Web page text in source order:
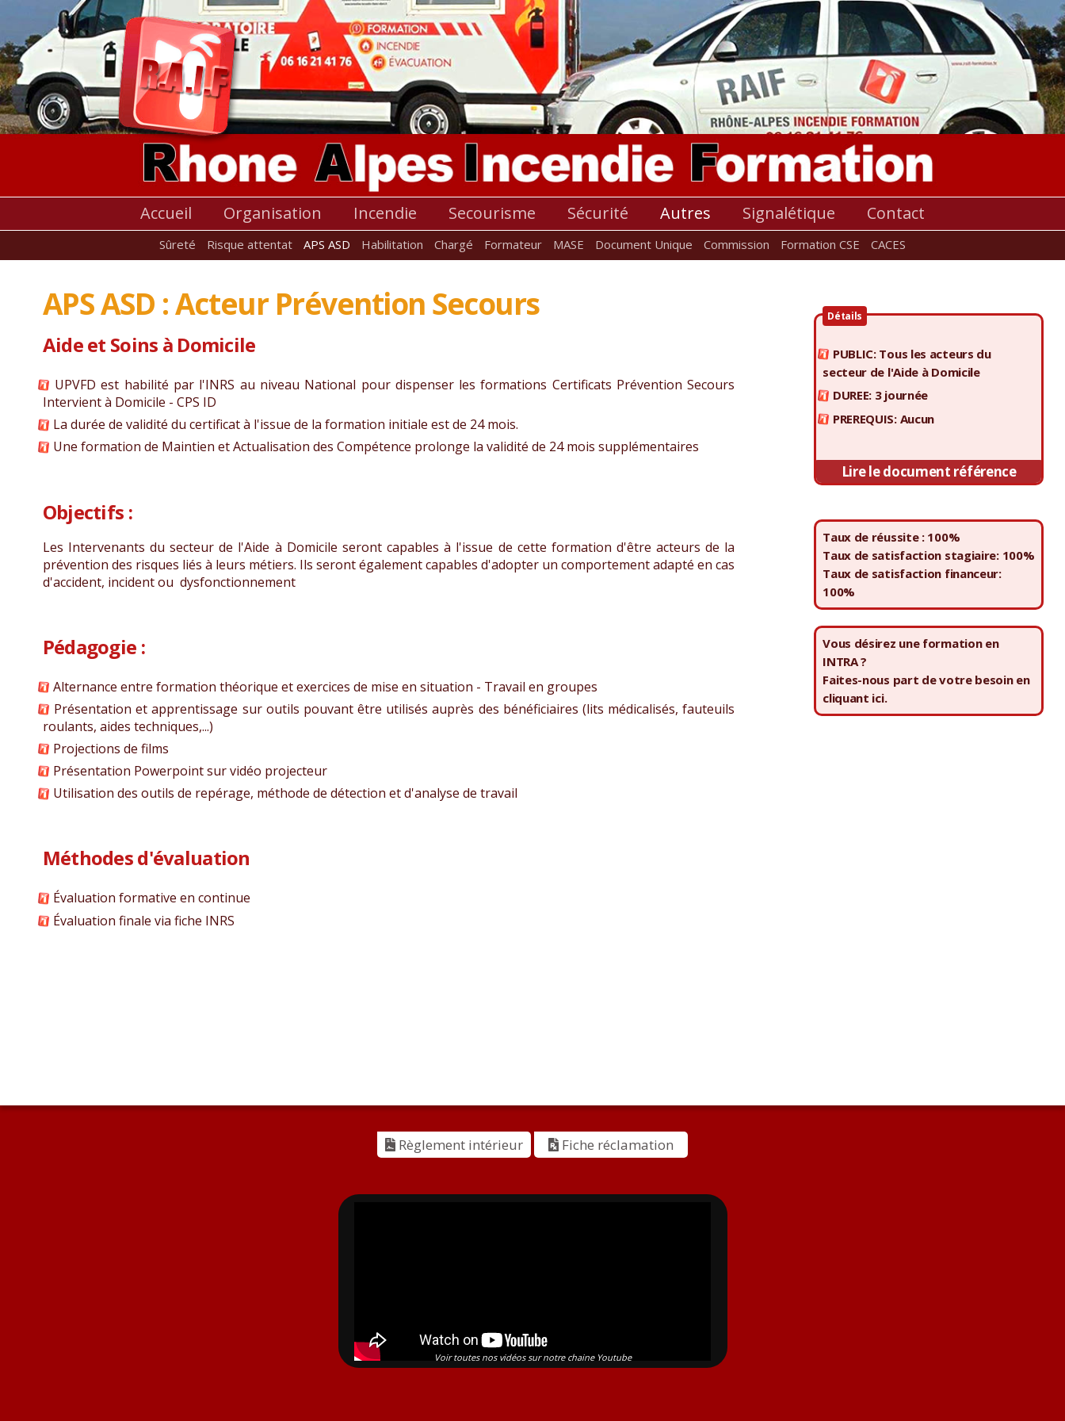
Accueil Organisation Incendie Secourisme Sécurité Autres
Sûreté Risque attentat APS ASD Habilitation Chargé Formateur MASE Document Unique Commission Formation CSE CACES
Signalétique Contact
APS ASD : Acteur Prévention Secours
Aide et Soins à Domicile
UPVFD est habilité par l'INRS au niveau National pour dispenser les formations Certificats Prévention Secours
Intervient à Domicile - CPS ID
La durée de validité du certificat à l'issue de la formation initiale est de 24 mois.
Une formation de Maintien et Actualisation des Compétence prolonge la validité de 24 mois supplémentaires
Objectifs :
Les Intervenants du secteur de l'Aide à Domicile seront capables à l'issue de cette formation d'être acteurs de la
prévention des risques liés à leurs métiers. Ils seront également capables d'adopter un comportement adapté en cas
d'accident, incident ou dysfonctionnement
Pédagogie :
Alternance entre formation théorique et exercices de mise en situation - Travail en groupes
Présentation et apprentissage sur outils pouvant être utilisés auprès des bénéficiaires (lits médicalisés, fauteuils
roulants, aides techniques,...)
Projections de films
Présentation Powerpoint sur vidéo projecteur
Utilisation des outils de repérage, méthode de détection et d'analyse de travail
Méthodes d'évaluation
Évaluation formative en continue
Évaluation finale via fiche INRS
Détails
PUBLIC: Tous les acteurs du
secteur de l'Aide à Domicile
DUREE: 3 journée
PREREQUIS: Aucun
Lire le document référence
Taux de réussite : 100%
Taux de satisfaction stagiaire: 100%
Taux de satisfaction financeur:
100%
Vous désirez une formation en
INTRA ?
Faites-nous part de votre besoin en
cliquant ici.
Règlement intérieur Fiche réclamation
Voir toutes nos vidéos sur notre chaine Youtube